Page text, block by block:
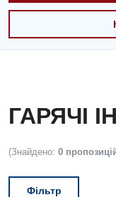
ГАРЯЧІ
(Знайдено: 0
Фільтр